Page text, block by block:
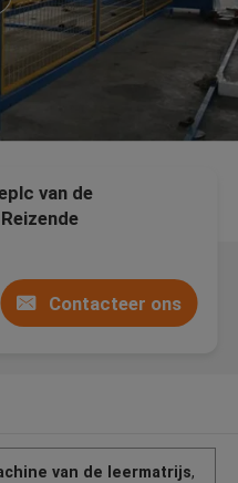
van de
Contacteer ons
van de leermatrijs,